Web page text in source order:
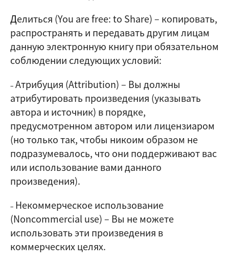
Делиться (You are free: to Share) – копировать,
распространять и передавать другим лицам
данную электронную книгу при обязательном
соблюдении следующих условий:
– Атрибуция (Attribution)– Вы должны
атрибутировать произведения (указывать
автора и источник) в порядке,
предусмотренном автором или лицензиаром
(но только так, чтобы никоим образом не
подразумевалось, что они поддерживают вас
или использование вами данного
произведения).
– Некоммерческое использование
(Noncommercial use)– Вы не можете
использовать эти произведения в
коммерческих целях.